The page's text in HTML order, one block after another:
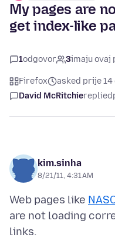
My pages are
get index-like
1odgovor 3imaju ovaj
Firefox
asked prije 14
David McRitchiereplied
kim.sinha
8/21/11, 4:31 AM
Web pages like
are not loading